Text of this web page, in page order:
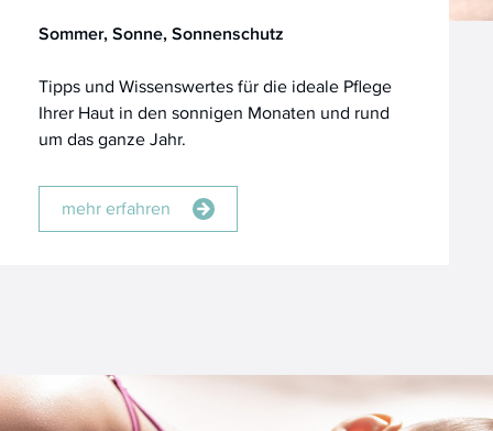
Sommer, Sonne, Sonnenschutz
Tipps und Wissenswertes für die ideale Pflege
Ihrer Haut in den sonnigen Monaten und rund
um das ganze Jahr.
mehr erfahren